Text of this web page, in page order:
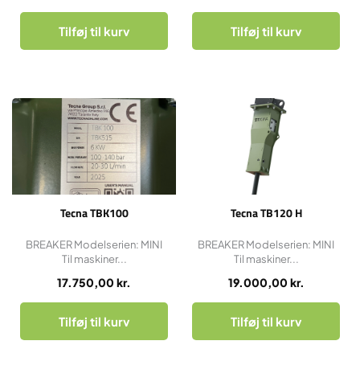
Tilføj til kurv Tilføj til kurv
Tecna TBK100
17.750,00 kr.
BREAKER Modelserien: MINI
Til maskiner...
Tilføj til kurv
Tecna TB120 H
19.000,00 kr.
BREAKER Modelserien: MINI
Til maskiner...
Tilføj til kurv